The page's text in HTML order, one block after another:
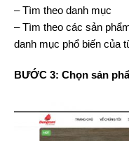
– Tìm theo danh mục
– Tìm theo các sản
danh mục phổ biến của
BƯỚC 3: Chọn sản